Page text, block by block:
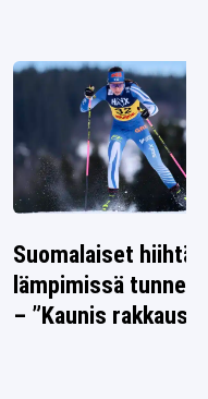
Suomalaiset
lämpimissä
– ”Kaunis